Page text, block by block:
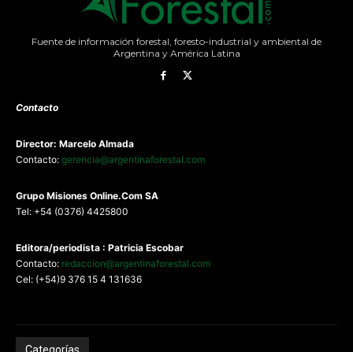
Fuente de información forestal, foresto-industrial y ambiental de
Argentina y América Latina
Contacto
Director: Marcelo Almada
Contacto: gerencia@argentinaforestal.com
Grupo Misiones Online.Com SA
Tel: +54 (0376) 4425800
Editora/periodista : Patricia Escobar
Contacto: redaccion@argentinaforestal.com
Cel: (+54)9 376 15 4 131636
Categorías